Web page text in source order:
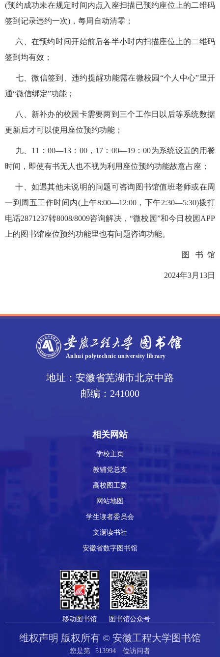
(预约成功未在规定时间内点入座扫描已预约座位上的二维码
签到记录违约一次)，每周自动清零；
六、在预约时间开始前后各半小时内扫描座位上的二维码
签到均有效；
七、微信签到、违约提醒功能需在微校园“个人中心”里开
通“微信绑定”功能；
八、新补办的校园卡需要两到三个工作日以后等系统数据
更新后才可以使用座位预约功能；
九、11：00—13：00，17：00—19：00为系统设置的用餐
时间，即使有书无人也不视为利用座位预约功能故意占座；
十、如遇其他未说明的问题可咨询图书馆值班老师或在周
一到周五工作时间内(上午8:00—12:00，下午2:30—5:30)拨打
电话2871237转8008/8009咨询解决，“微校园”和今日校园APP
上的图书馆座位预约功能里也有问题咨询功能。
图 书 馆
2024年3月13日
地址：安徽省芜湖市北京中路
邮编：241000
相关网站
学校主页
教辅党总支
高校图工委
网站地图
学生读者委员会
文澜读书社
安徽省数字图书馆
移动图书馆 图书馆公众号
维权声明 版权所有 © 安徽工程大学图书馆
您是第 51 3994 位访问者